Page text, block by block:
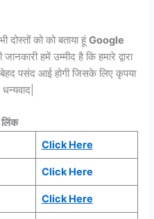
दोस्तों को को बताया हूंGoogle
जानकारी हमें उम्मीद है कि हमारे द्वारा
बेहद पसंद आई होगी जिसके लिए कृपया
लिंक
Click Here
Click Here
Click Here